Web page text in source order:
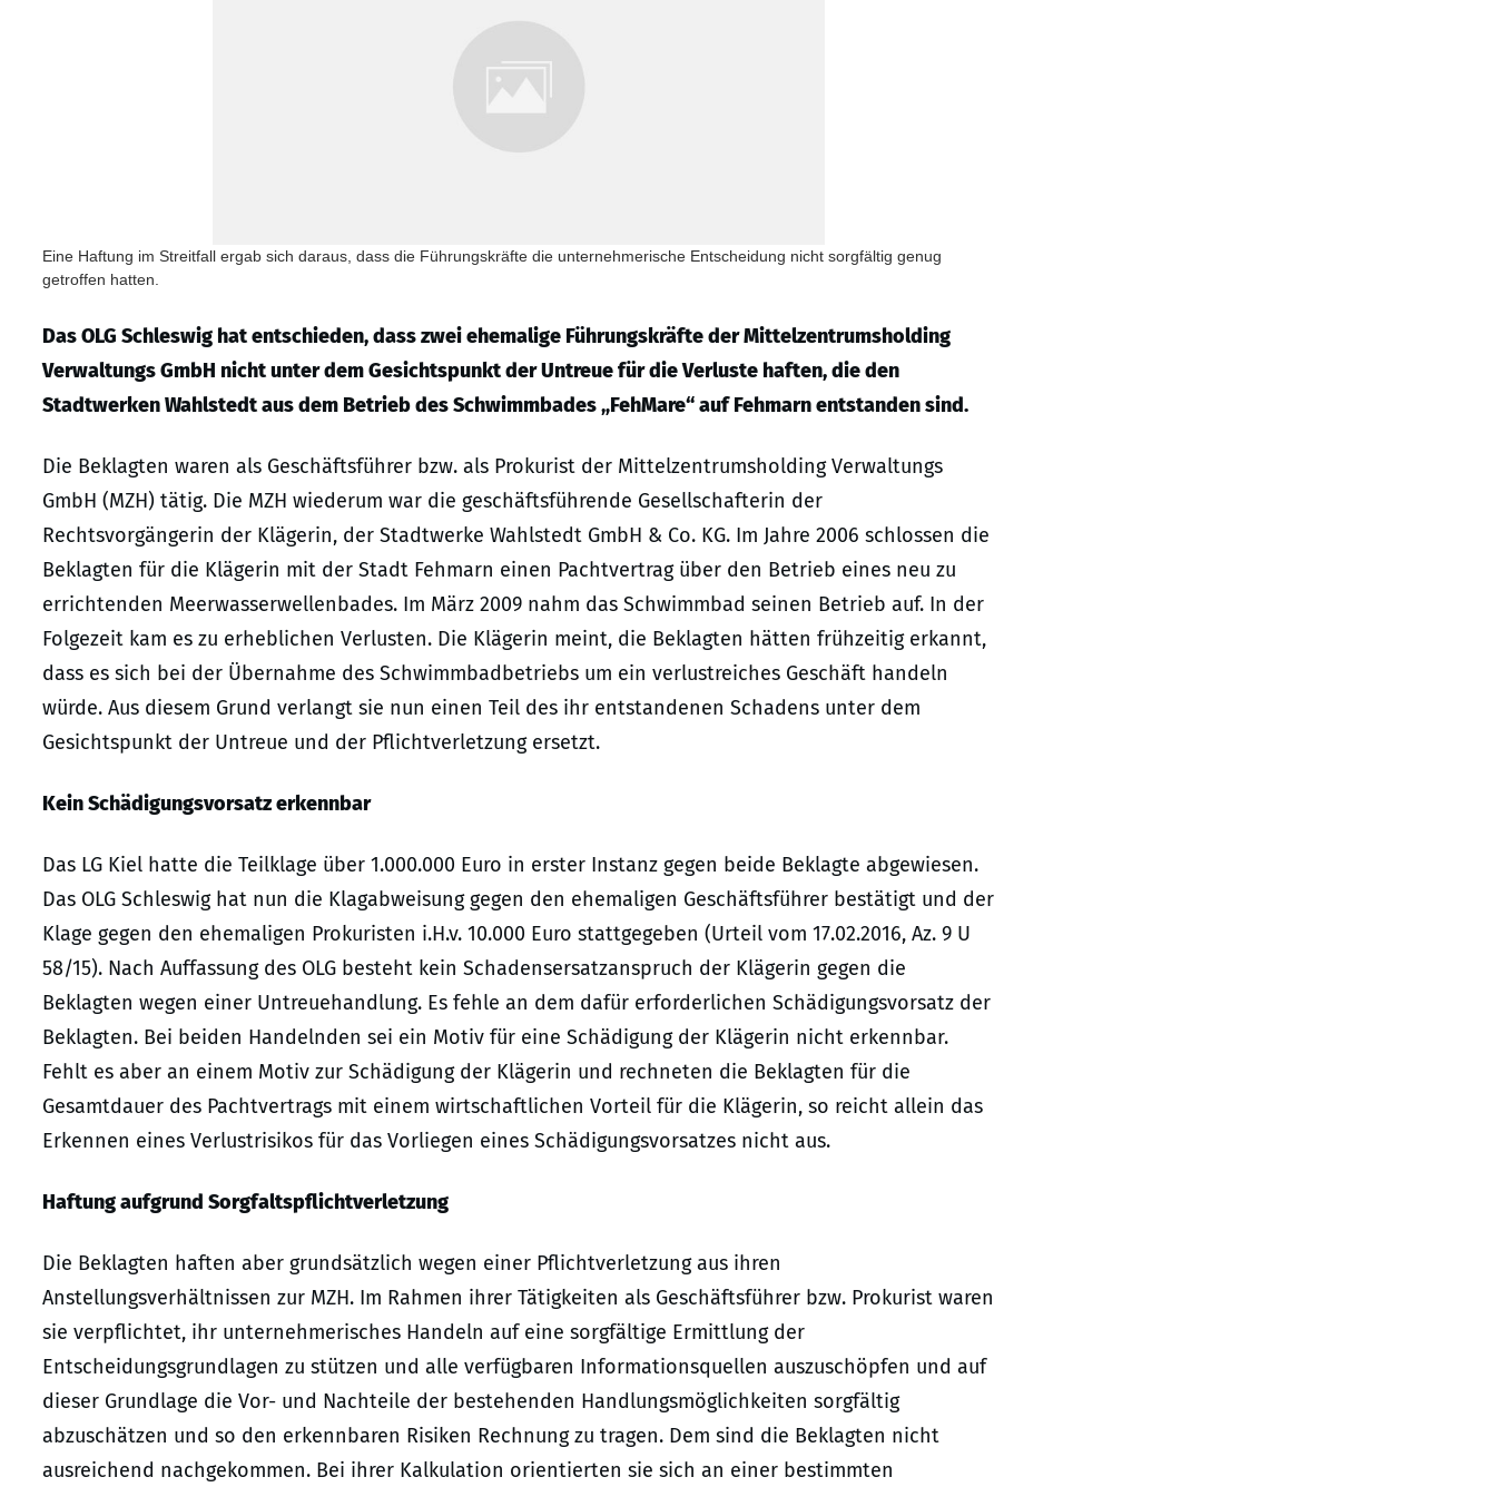
Eine Haftung im Streitfall ergab sich daraus, dass die Führungskräfte die unternehmerische Entscheidung nicht sorgfältig genug
getroffen hatten.
Das OLG Schleswig hat entschieden, dass zwei ehemalige Führungskräfte der Mittelzentrumsholding
Verwaltungs GmbH nicht unter dem Gesichtspunkt der Untreue für die Verluste haften, die den
Stadtwerken Wahlstedt aus dem Betrieb des Schwimmbades „FehMare“ auf Fehmarn entstanden sind.
Die Beklagten waren als Geschäftsführer bzw. als Prokurist der Mittelzentrumsholding Verwaltungs
GmbH (MZH) tätig. Die MZH wiederum war die geschäftsführende Gesellschafterin der
Rechtsvorgängerin der Klägerin, der Stadtwerke Wahlstedt GmbH & Co. KG. Im Jahre 2006 schlossen die
Beklagten für die Klägerin mit der Stadt Fehmarn einen Pachtvertrag über den Betrieb eines neu zu
errichtenden Meerwasserwellenbades. Im März 2009 nahm das Schwimmbad seinen Betrieb auf. In der
Folgezeit kam es zu erheblichen Verlusten. Die Klägerin meint, die Beklagten hätten frühzeitig erkannt,
dass es sich bei der Übernahme des Schwimmbadbetriebs um ein verlustreiches Geschäft handeln
würde. Aus diesem Grund verlangt sie nun einen Teil des ihr entstandenen Schadens unter dem
Gesichtspunkt der Untreue und der Pflichtverletzung ersetzt.
Kein Schädigungsvorsatz erkennbar
Das LG Kiel hatte die Teilklage über 1.000.000 Euro in erster Instanz gegen beide Beklagte abgewiesen.
Das OLG Schleswig hat nun die Klagabweisung gegen den ehemaligen Geschäftsführer bestätigt und der
Klage gegen den ehemaligen Prokuristen i.H.v. 10.000 Euro stattgegeben (Urteil vom 17.02.2016, Az. 9 U
58/15). Nach Auffassung des OLG besteht kein Schadensersatzanspruch der Klägerin gegen die
Beklagten wegen einer Untreuehandlung. Es fehle an dem dafür erforderlichen Schädigungsvorsatz der
Beklagten. Bei beiden Handelnden sei ein Motiv für eine Schädigung der Klägerin nicht erkennbar.
Fehlt es aber an einem Motiv zur Schädigung der Klägerin und rechneten die Beklagten für die
Gesamtdauer des Pachtvertrags mit einem wirtschaftlichen Vorteil für die Klägerin, so reicht allein das
Erkennen eines Verlustrisikos für das Vorliegen eines Schädigungsvorsatzes nicht aus.
Haftung aufgrund Sorgfaltspflichtverletzung
Die Beklagten haften aber grundsätzlich wegen einer Pflichtverletzung aus ihren
Anstellungsverhältnissen zur MZH. Im Rahmen ihrer Tätigkeiten als Geschäftsführer bzw. Prokurist waren
sie verpflichtet, ihr unternehmerisches Handeln auf eine sorgfältige Ermittlung der
Entscheidungsgrundlagen zu stützen und alle verfügbaren Informationsquellen auszuschöpfen und auf
dieser Grundlage die Vor- und Nachteile der bestehenden Handlungsmöglichkeiten sorgfältig
abzuschätzen und so den erkennbaren Risiken Rechnung zu tragen. Dem sind die Beklagten nicht
ausreichend nachgekommen. Bei ihrer Kalkulation orientierten sie sich an einer bestimmten